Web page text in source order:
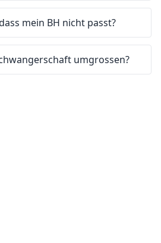
mein BH nicht passt?
umgrossen?